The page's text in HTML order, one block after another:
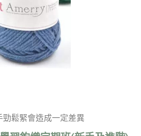
鬆緊會造成一定差異